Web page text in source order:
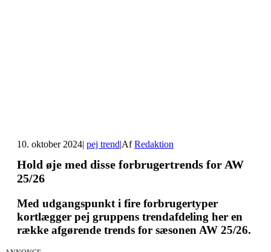
10. oktober 2024| pej trend|AfRedaktion
Hold øje med disse forbrugertrends for AW
25/26
Med udgangspunkt i fire forbrugertyper
kortlægger pej gruppens trendafdeling her en
række afgørende trends for sæsonen AW 25/26.